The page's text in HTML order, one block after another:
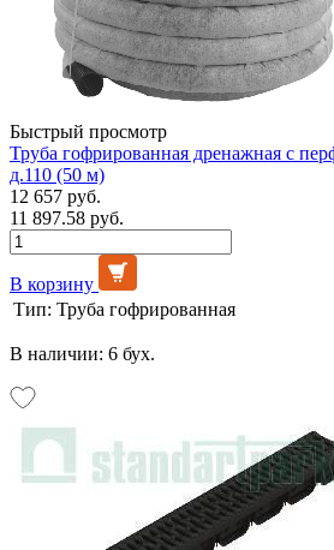
Быстрый просмотр
Труба гофрированная дренажная с
д.110 (50 м)
12 657 руб.
11 897.58 руб.
В корзину
Тип: Труба гофрированная
В наличии: 6 бух.